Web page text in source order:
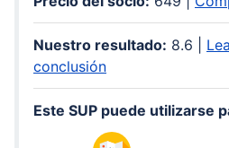
Nuestro resultado: 8.6 |
conclusión
Este SUP puede utilizarse